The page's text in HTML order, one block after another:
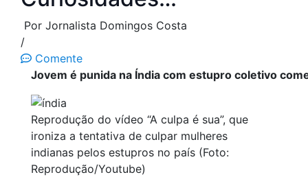
Por Jornalista Domingos Costa
/
Comente
Jovem é punida na Índia com estupro coletivo
Reprodução do vídeo “A culpa é sua”, que
ironiza a tentativa de culpar mulheres
indianas pelos estupros no país (Foto:
Reprodução/Youtube)